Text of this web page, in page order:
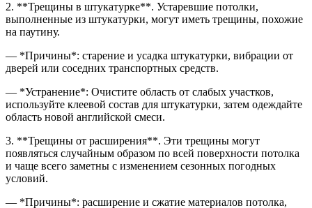
2. **Трещины в штукатурке**. Устаревшие потолки,
выполненные из штукатурки, могут иметь трещины, похожие
на паутину.
— *Причины*: старение и усадка штукатурки, вибрации от
дверей или соседних транспортных средств.
— *Устранение*: Очистите область от слабых участков,
используйте клеевой состав для штукатурки, затем одеждайте
область новой английской смеси.
3. **Трещины от расширения**. Эти трещины могут
появляться случайным образом по всей поверхности потолка
и чаще всего заметны с изменением сезонных погодных
условий.
— *Причины*: расширение и сжатие материалов потолка,